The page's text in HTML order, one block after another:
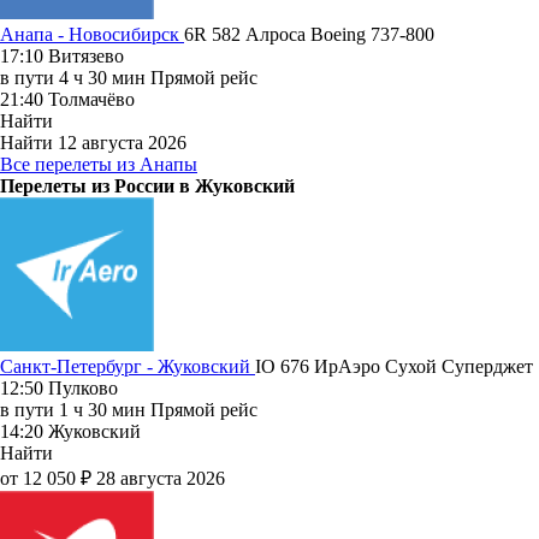
Анапа - Новосибирск 6R 582 Алроса Boeing 737-800
17:10 Витязево
в пути 4 ч 30 мин Прямой рейс
21:40 Толмачёво
Найти
Найти 12 августа 2026
Все перелеты из Анапы
Перелеты из России в Жуковский
Санкт-Петербург - Жуковский IO 676 ИрАэро Сухой Суперджет
12:50 Пулково
в пути 1 ч 30 мин Прямой рейс
14:20 Жуковский
Найти
от 12 050 ₽ 28 августа 2026